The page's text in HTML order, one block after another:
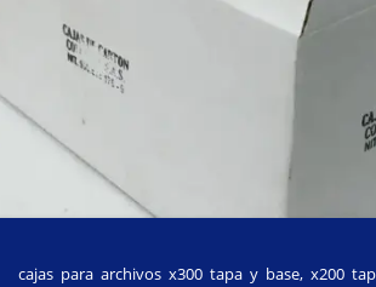
cajas para archivos x300 tapa y base, x200